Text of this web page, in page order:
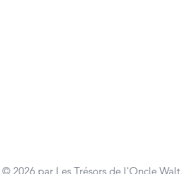
© 2026 par Les Trésors de l'Oncle